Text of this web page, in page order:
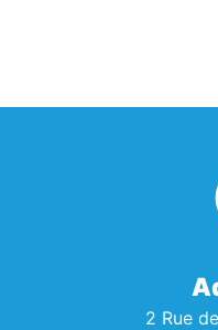
2 Rue